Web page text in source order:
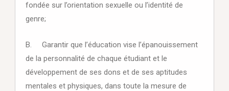
fondée sur l’orientation sexuelle ou l’identité de
genre;
B. Garantir que l’éducation vise l’épanouissement
de la personnalité de chaque étudiant et le
développement de ses dons et de ses aptitudes
mentales et physiques, dans toute la mesure de